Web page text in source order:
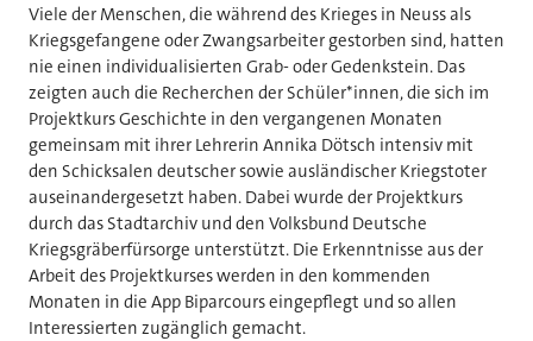
Viele der Menschen, die während des Krieges in Neuss als
Kriegsgefangene oder Zwangsarbeiter gestorben sind, hatten
nie einen individualisierten Grab- oder Gedenkstein. Das
zeigten auch die Recherchen der Schüler*innen, die sich im
Projektkurs Geschichte in den vergangenen Monaten
gemeinsam mit ihrer Lehrerin Annika Dötsch intensiv mit
den Schicksalen deutscher sowie ausländischer Kriegstoter
auseinandergesetzt haben. Dabei wurde der Projektkurs
durch das Stadtarchiv und den Volksbund Deutsche
Kriegsgräberfürsorge unterstützt. Die Erkenntnisse aus der
Arbeit des Projektkurses werden in den kommenden
Monaten in die App Biparcours eingepflegt und so allen
Interessierten zugänglich gemacht.